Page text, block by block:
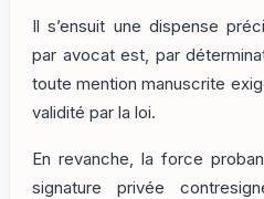
Il s’ensuit une dispense
par avocat est, par
toute mention manuscrite
validité par la loi.
En revanche, la force
signature privée